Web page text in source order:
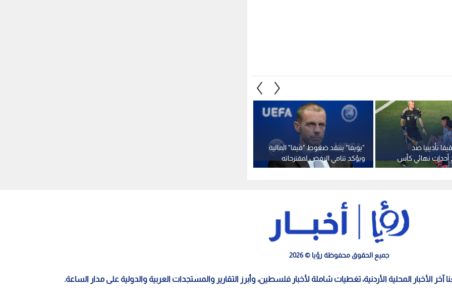
"يويفا" ينتقد ضغوط "فيفا" المالية
ويؤكد تنامي الرفض لمقترحاته
تأديبيا ضد
أحداث نهائي كأس
جميع الحقوق محفوظة رؤيا © 2026
آخر الأخبار المحلية الأردنية، تغطيات شاملة لأخبار فلسطين، وأبرز التقارير والمستجدات العربية والدولية على مدار الساعة.